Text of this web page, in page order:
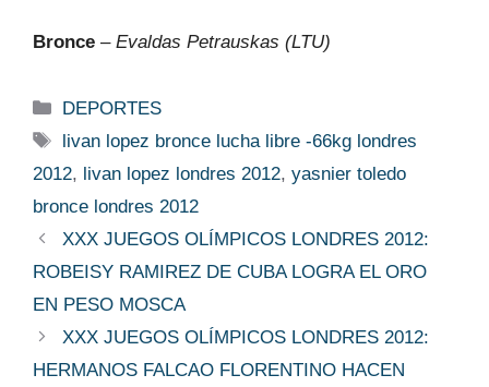
Bronce – Evaldas Petrauskas (LTU)
Categorías
DEPORTES
Etiquetas
livan lopez bronce lucha libre -66kg londres
2012, livan lopez londres 2012, yasnier toledo
bronce londres 2012
XXX JUEGOS OLÍMPICOS LONDRES 2012:
ROBEISY RAMIREZ DE CUBA LOGRA EL ORO
EN PESO MOSCA
XXX JUEGOS OLÍMPICOS LONDRES 2012:
HERMANOS FALCAO FLORENTINO HACEN